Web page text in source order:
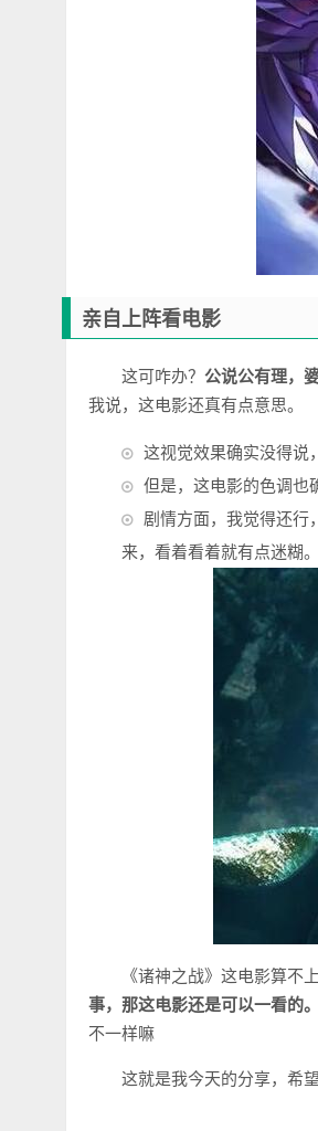
亲自上阵看电影
这可咋办？ 公说公有理，
我说，这电影还真有点意思。
这视觉效果确实没得说
但是，这电影的色调也
剧情方面，我觉得还行
来，看着看着就有点迷糊。
《诸神之战》这电影算不
事，那这电影还是可以一看的。
不一样嘛
这就是我今天的分享，希